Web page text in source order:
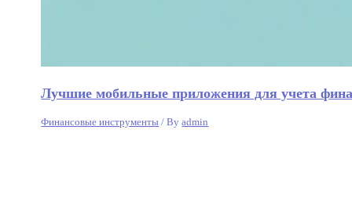
Лучшие мобильные приложения для учета
Финансовые инструменты / Byadmin